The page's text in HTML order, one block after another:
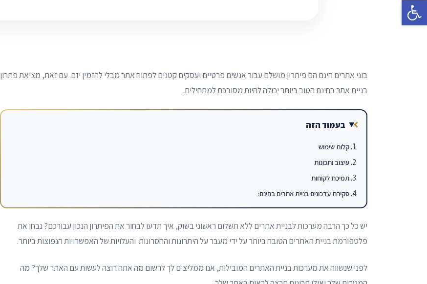
פתח סרגל נגישות
בוני אתרים חינם הם פיתרון מושלם עבור אנשים פרטיים ועסקים קטנים לפתוח אתר מבלי להזמין יזם. עם זאת, מציאת פתרון
בניית אתר בחינם הטוב ביותר יכולה להיות מסובכת למתחילים.
בעמוד הזה
קלות שימוש
עיצוב ותכונות
תמיכת לקוחות
סקירת עדכונים בניית אתרים בחינם:
יש כל כך הרבה מערכות לבניית אתרים ללא תשלום ראשוני בשוק, איך תדעו לבחור את הפיתרון הנכון עבורכם? נבחן את
פלטפורמת בניית האתרים הטובה ביותר על ידי מעבר על היתרונות והחסרונות והעלויות של האפשרויות הנפוצות ביותר.
לפני שנשווה את מערכות בניית האתרים המובילות, אנו ממליצים לך לרשום מה אתה רוצה לעשות עם האתר שלך? מה